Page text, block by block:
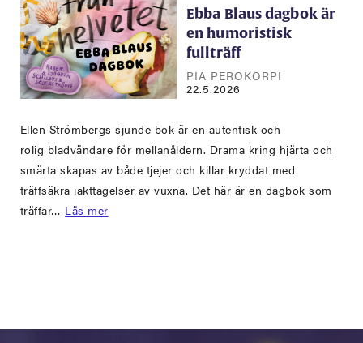
Ebba Blaus dagbok är
en humoristisk
fullträff
PIA PEROKORPI
22.5.2026
Ellen Strömbergs sjunde bok är en autentisk och
rolig bladvändare för mellanåldern. Drama kring hjärta och
smärta skapas av både tjejer och killar kryddat med
träffsäkra iakttagelser av vuxna. Det här är en dagbok som
träffar… Läs mer